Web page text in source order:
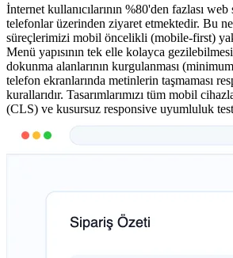
İnternet kullanıcılarının %80'den fazlası web
telefonlar üzerinden ziyaret etmektedir. Bu
süreçlerimizi mobil öncelikli (mobile-first)
Menü yapısının tek elle kolayca
dokunma alanlarının kurgulanması
telefon ekranlarında metinlerin taşmaması
kurallarıdır. Tasarımlarımızı tüm mobil
(CLS) ve kusursuz responsive uyumluluk